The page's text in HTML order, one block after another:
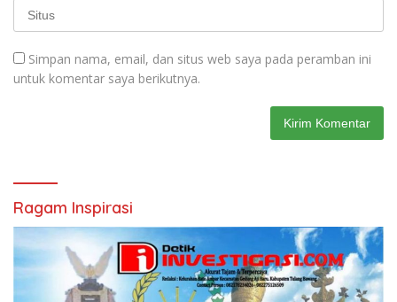
Simpan nama, email, dan situs web saya pada peramban ini
untuk komentar saya berikutnya.
Ragam Inspirasi